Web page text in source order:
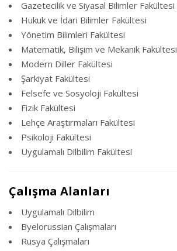
Gazetecilik ve Siyasal Bilimler Fakültesi
Hukuk ve İdari Bilimler Fakültesi
Yönetim Bilimleri Fakültesi
Matematik, Bilişim ve Mekanik Fakültesi
Modern Diller Fakültesi
Şarkiyat Fakültesi
Felsefe ve Sosyoloji Fakültesi
Fizik Fakültesi
Lehçe Araştırmaları Fakültesi
Psikoloji Fakültesi
Uygulamalı Dilbilim Fakültesi
Çalışma Alanları
Uygulamalı Dilbilim
Byelorussian Çalışmaları
Rusya Çalışmaları